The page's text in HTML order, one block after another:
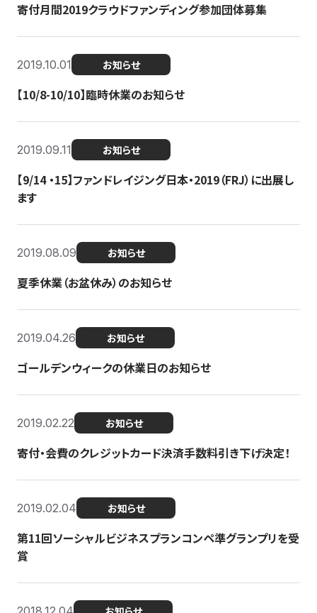
寄付月間2019クラウドファンディング参加団体募集
2019.10.01 お知らせ
【10/8-10/10】臨時休業のお知らせ
2019.09.11 お知らせ
【9/14 ・15】ファンドレイジング日本・2019（FRJ）に出展し
ます
2019.08.09 お知らせ
夏季休業（お盆休み）のお知らせ
2019.04.26 お知らせ
ゴールデンウィークの休業日のお知らせ
2019.02.22 お知らせ
寄付・会費のクレジットカード決済手数料引き下げ決定！
2019.02.04 お知らせ
第11回ソーシャルビジネスプランコンペ準グランプリを受
賞